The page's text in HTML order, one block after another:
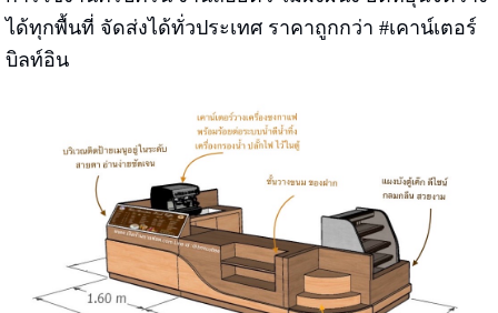
ได้ทุกพื้นที่ จัดส่งได้ทั่วประเทศ ราคาถูกกว่า #เคาน์เตอร์
บิลท์อิน